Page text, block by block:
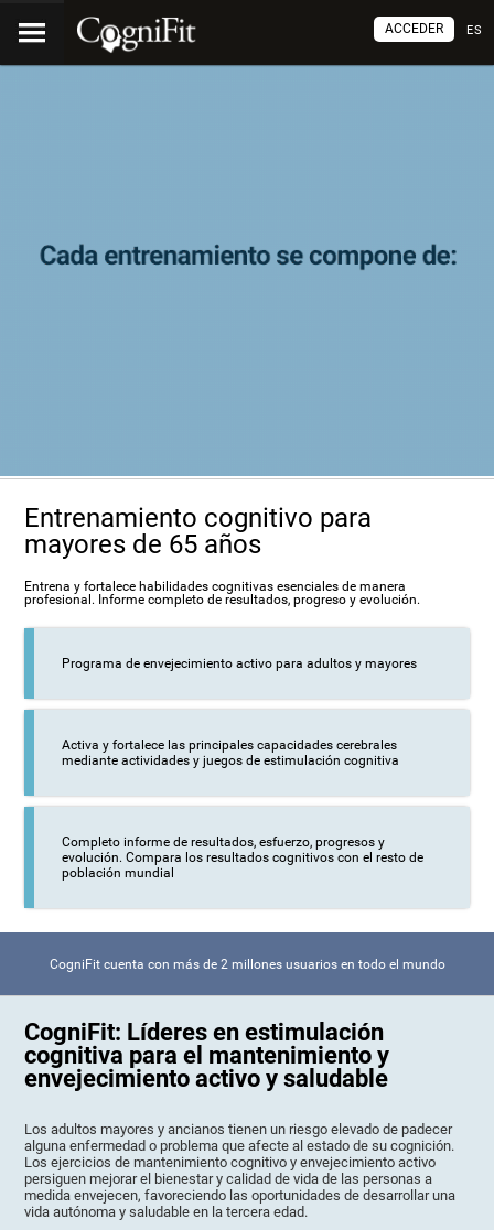
ES
ACCEDER
Entrenamiento cognitivo para
mayores de 65 años
Entrena y fortalece habilidades cognitivas esenciales de manera
profesional. Informe completo de resultados, progreso y evolución.
Programa de envejecimiento activo para adultos y mayores
Activa y fortalece las principales capacidades cerebrales
mediante actividades y juegos de estimulación cognitiva
Completo informe de resultados, esfuerzo, progresos y
evolución. Compara los resultados cognitivos con el resto de
población mundial
CogniFit cuenta con más de 2 millones usuarios en todo el mundo
CogniFit: Líderes en estimulación
cognitiva para el mantenimiento y
envejecimiento activo y saludable
Los adultos mayores y ancianos tienen un riesgo elevado de padecer
alguna enfermedad o problema que afecte al estado de su cognición.
Los ejercicios de mantenimiento cognitivo y envejecimiento activo
persiguen mejorar el bienestar y calidad de vida de las personas a
medida envejecen, favoreciendo las oportunidades de desarrollar una
vida autónoma y saludable en la tercera edad.